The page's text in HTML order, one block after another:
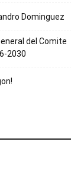
Dominguez
del Comite
2030